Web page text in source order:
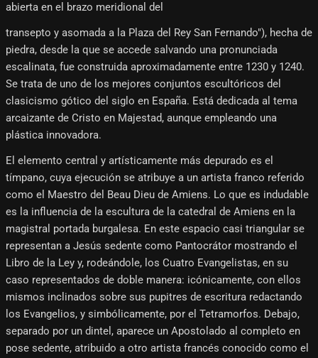
abierta en el brazo meridional del
transepto y asomada a la Plaza del Rey San Fernando"), hecha de
piedra, desde la que se accede salvando una pronunciada
escalinata, fue construida aproximadamente entre 1230 y 1240.
Se trata de uno de los mejores conjuntos escultóricos del
clasicismo gótico del siglo en España. Está dedicada al tema
arcaizante de Cristo en Majestad, aunque empleando una
plástica innovadora.
El elemento central y artísticamente más depurado es el
tímpano, cuya ejecución se atribuye a un artista franco referido
como el Maestro del Beau Dieu de Amiens. Lo que es indudable
es la influencia de la escultura de la catedral de Amiens en la
magistral portada burgalesa. En este espacio casi triangular se
representan a Jesús sedente como Pantocrátor mostrando el
Libro de la Ley y, rodeándole, los Cuatro Evangelistas, en su
caso representados de doble manera: icónicamente, con ellos
mismos inclinados sobre sus pupitres de escritura redactando
los Evangelios, y simbólicamente, por el Tetramorfos. Debajo,
separado por un dintel, aparece un Apostolado al completo en
pose sedente, atribuido a otro artista francés conocido como el